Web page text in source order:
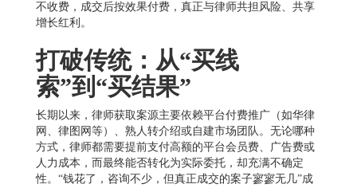
不收费，成交后按效果付费，真正与律师共担风险、共享
增长红利。
打破传统：从“买线
索”到“买结果”
长期以来，律师获取案源主要依赖平台付费推广（如华律
网、律图网等）、熟人转介绍或自建市场团队。无论哪种
方式，律师都需要提前支付高额的平台会员费、广告费或
人力成本，而最终能否转化为实际委托，却充满不确定
性。“钱花了，咨询不少，但真正成交的案子寥寥无几”成